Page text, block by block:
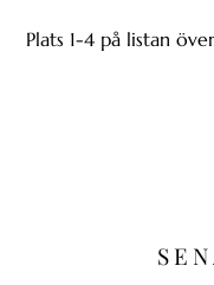
Plats 1-4 på listan